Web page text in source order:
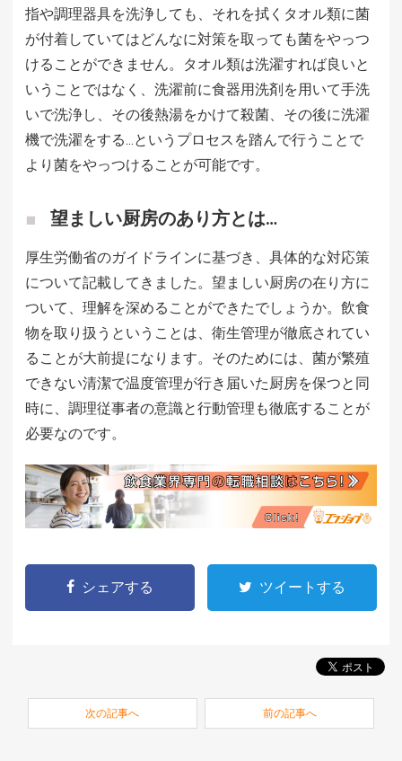
指や調理器具を洗浄しても、それを拭くタオル類に菌
が付着していてはどんなに対策を取っても菌をやっつ
けることができません。タオル類は洗濯すれば良いと
いうことではなく、洗濯前に食器用洗剤を用いて手洗
いで洗浄し、その後熱湯をかけて殺菌、その後に洗濯
機で洗濯をする…というプロセスを踏んで行うことで
より菌をやっつけることが可能です。
望ましい厨房のあり方とは…
厚生労働省のガイドラインに基づき、具体的な対応策
について記載してきました。望ましい厨房の在り方に
ついて、理解を深めることができたでしょうか。飲食
物を取り扱うということは、衛生管理が徹底されてい
ることが大前提になります。そのためには、菌が繁殖
できない清潔で温度管理が行き届いた厨房を保つと同
時に、調理従事者の意識と行動管理も徹底することが
必要なのです。
シェアする ツイートする
次の記事へ 前の記事へ